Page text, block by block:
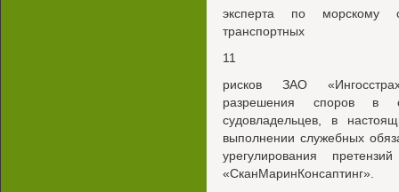
эксперта по морскому
транспортных
11
рисков ЗАО
разрешения споров в
судовладельцев, в
выполнении служебных
урегулирования
«СканМаринКонсаптинг».